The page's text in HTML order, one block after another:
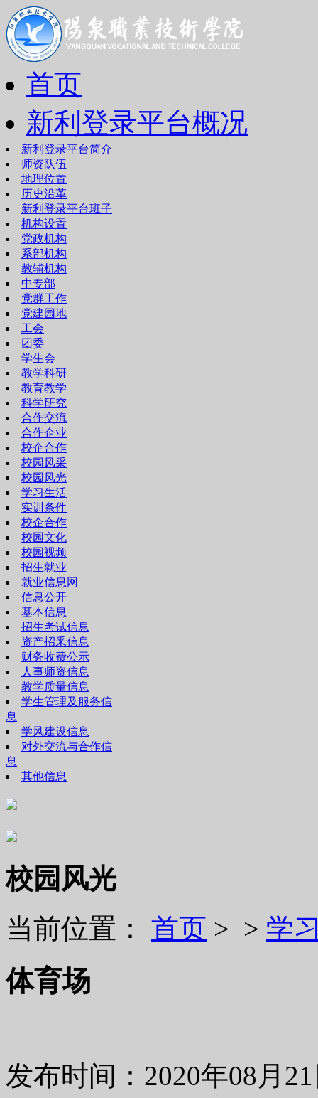
首页
新利登录平台概况
新利登录平台简介
师资队伍
地理位置
历史沿革
新利登录平台班子
机构设置
党政机构
系部机构
教辅机构
中专部
党群工作
党建园地
工会
团委
学生会
教学科研
教育教学
科学研究
合作交流
合作企业
校企合作
校园风采
校园风光
学习生活
实训条件
校企合作
校园文化
校园视频
招生就业
就业信息网
信息公开
基本信息
招生考试信息
资产招釆信息
财务收费公示
人事师资信息
教学质量信息
学生管理及服务信
息
学风建设信息
对外交流与合作信
息
其他信息
校园风光
当前位置：
首页 > > 学
体育场
发布时间：2020年08月